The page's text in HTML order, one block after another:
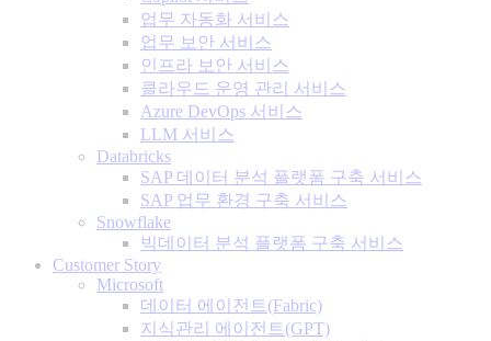
업무 자동화 서비스
업무 보안 서비스
인프라 보안 서비스
클라우드 운영 관리 서비스
Azure DevOps 서비스
LLM 서비스
Databricks
SAP 데이터 분석 플랫폼 구축 서비스
SAP 업무 환경 구축 서비스
Snowflake
빅데이터 분석 플랫폼 구축 서비스
Customer Story
Microsoft
데이터 에이전트(Fabric)
지식관리 에이전트(GPT)